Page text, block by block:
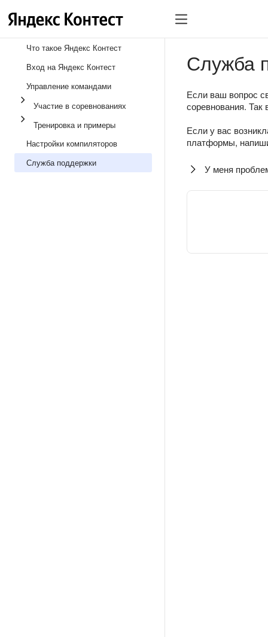
Что такое Яндекс Контест
Вход на Яндекс Контест
Управление командами
Участие в соревнованиях
Тренировка и примеры
Настройки компиляторов
Служба поддержки
Служба
Если ваш вопрос
соревнования. Так
Если у вас
платформы,
У меня